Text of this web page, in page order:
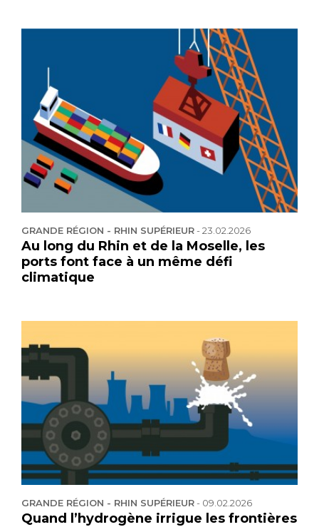
GRANDE RÉGION - RHIN SUPÉRIEUR-23.02.2026
Au long du Rhin et de la Moselle, les
ports font face à un même défi
climatique
GRANDE RÉGION - RHIN SUPÉRIEUR- 09.02.2026
Quand l’hydrogène irrigue les frontières